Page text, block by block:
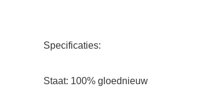
Specificaties:
Staat: 100% gloednieuw